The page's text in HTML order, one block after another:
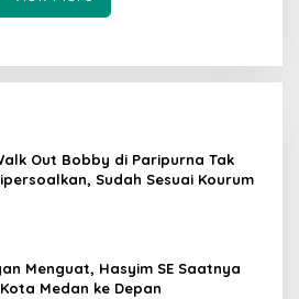
Out Bobby di Paripurna Tak
Sudah Sesuai Kourum
Menguat, Hasyim SE Saatnya
Medan ke Depan